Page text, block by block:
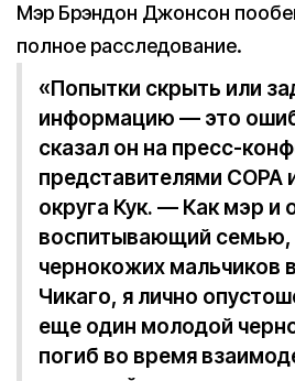
Мэр Брэндон Джонсон
полное расследование.
«Попытки скрыть или
информацию — это
сказал он на пресс-
представителями COPA
округа Кук. — Как мэр и
воспитывающий семью,
чернокожих мальчиков
Чикаго, я лично
еще один молодой
погиб во время